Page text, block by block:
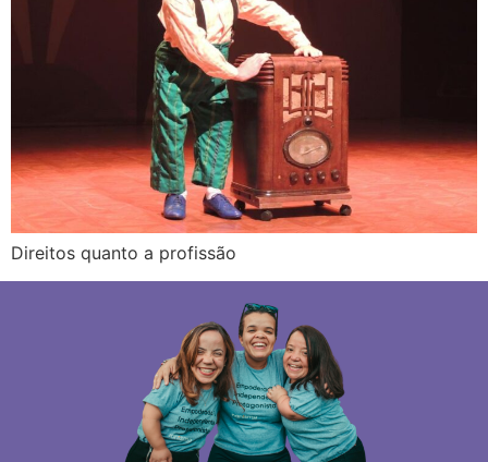
Direitos quanto a profissão